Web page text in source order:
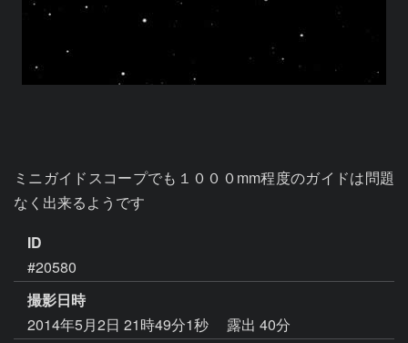
ミニガイドスコープでも１０００mm程度のガイドは問題
ID
#20580
撮影日時
2014年5月2日 21時49分1秒
露出 40分